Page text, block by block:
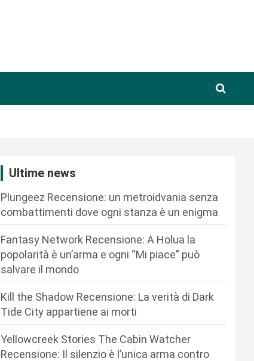
Ultime news
Plungeez Recensione: un metroidvania senza
combattimenti dove ogni stanza è un enigma
Fantasy Network Recensione: A Holua la
popolarità è un’arma e ogni “Mi piace” può
salvare il mondo
Kill the Shadow Recensione: La verità di Dark
Tide City appartiene ai morti
Yellowcreek Stories The Cabin Watcher
Recensione: Il silenzio è l’unica arma contro